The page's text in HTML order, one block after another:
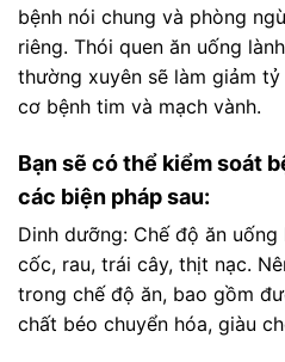
bệnh nói chung và phòng
riêng. Thói quen ăn uống
thường xuyên sẽ làm giảm
cơ bệnh tim và mạch vành.
Bạn sẽ có thể kiểm soát
các biện pháp sau:
Dinh dưỡng: Chế độ ăn
cốc, rau, trái cây, thịt nạc.
trong chế độ ăn, bao gồm
chất béo chuyển hóa, giàu